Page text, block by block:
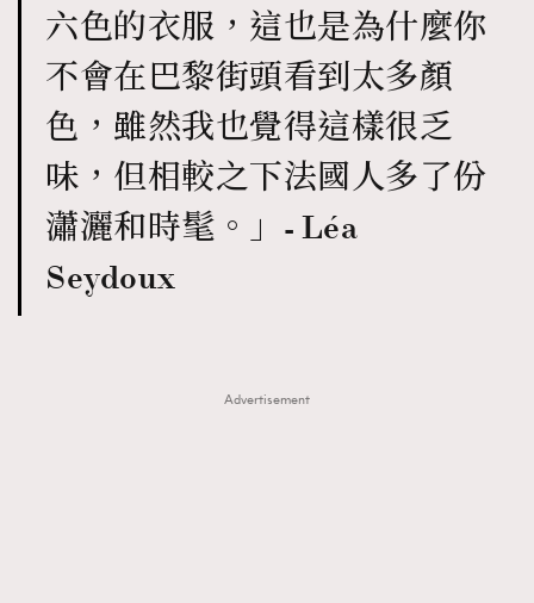
六色的衣服，這也是為什麼你
不會在巴黎街頭看到太多顏
色，雖然我也覺得這樣很乏
味，但相較之下法國人多了份
瀟灑和時髦。」- Léa
Seydoux
Advertisement